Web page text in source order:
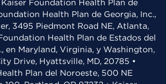
Foundation Health Plan de
Health Plan de Georgia, Inc.,
3495 Piedmont Road NE, Atlanta,
Health Plan de Estados del
en Maryland, Virginia, y Washington,
Drive, Hyattsville, MD, 20785 •
Plan del Noroeste, 500 NE